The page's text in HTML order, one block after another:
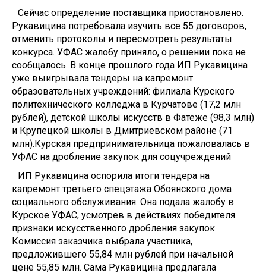
Сейчас определение поставщика приостановлено.
Рукавицина потребовала изучить все 55 договоров,
отменить протоколы и пересмотреть результаты
конкурса. УФАС жалобу приняло, о решении пока не
сообщалось. В конце прошлого года ИП Рукавицина
уже выигрывала тендеры на капремонт
образовательных учреждений: филиала Курского
политехнического колледжа в Курчатове (17,2 млн
рублей), детской школы искусств в Фатеже (98,3 млн)
и Крупецкой школы в Дмитриевском районе (71
млн).Курская предпринимательница пожаловалась в
УФАС на дробление закупок для соцучреждений
ИП Рукавицина оспорила итоги тендера на
капремонт третьего спецэтажа Обоянского дома
социального обслуживания. Она подала жалобу в
Курское УФАС, усмотрев в действиях победителя
признаки искусственного дробления закупок.
Комиссия заказчика выбрала участника,
предложившего 55,84 млн рублей при начальной
цене 55,85 млн. Сама Рукавицина предлагала